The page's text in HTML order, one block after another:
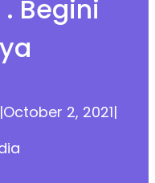
Begini
|October 2, 2021|